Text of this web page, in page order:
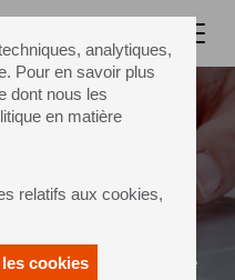
analytiques,
Pour en savoir plus
dont nous les
en matière
relatifs aux cookies,
cookiesà Sidel à l'aide